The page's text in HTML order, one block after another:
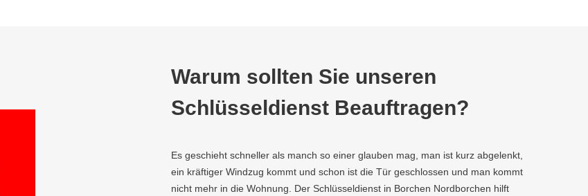
Warum sollten Sie unseren
Schlüsseldienst Beauftragen?
Es geschieht schneller als manch so einer glauben mag, man ist kurz abgelenkt,
ein kräftiger Windzug kommt und schon ist die Tür geschlossen und man kommt
nicht mehr in die Wohnung. Der Schlüsseldienst in Borchen Nordborchen hilft